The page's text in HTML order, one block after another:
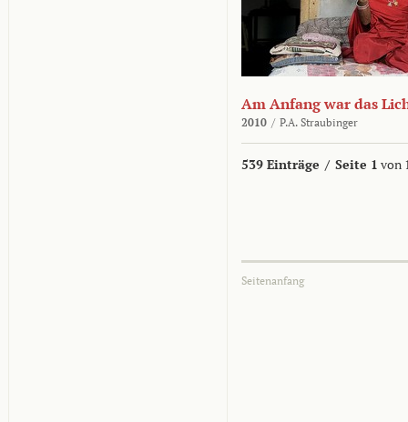
Am Anfang war das
2010 / P.A. Straubinger
539 Einträge / Seite 1 von
Seitenanfang